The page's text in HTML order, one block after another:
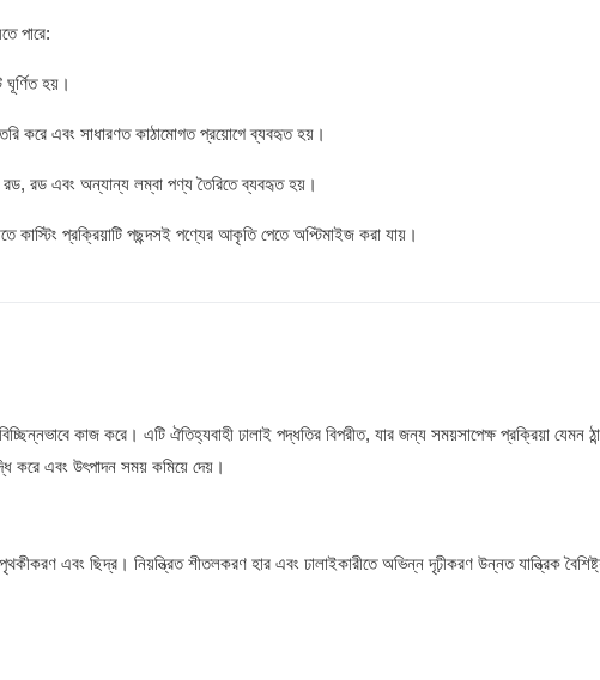
পারে:
ঘূর্ণিত হয়।
করে এবং সাধারণত কাঠামোগত প্রয়োগে ব্যবহৃত হয়।
রড, রড এবং অন্যান্য লম্বা পণ্য তৈরিতে ব্যবহৃত হয়।
কাস্টিং প্রক্রিয়াটি পছন্দসই পণ্যের আকৃতি পেতে অপ্টিমাইজ করা যায়।
কাজ করে। এটি ঐতিহ্যবাহী ঢালাই পদ্ধতির বিপরীত, যার জন্য সময়সাপেক্ষ প্রক্রিয়া যেমন
করে এবং উৎপাদন সময় কমিয়ে দেয়।
এবং ছিদ্র। নিয়ন্ত্রিত শীতলকরণ হার এবং ঢালাইকারীতে অভিন্ন দৃঢ়ীকরণ উন্নত যান্ত্রিক